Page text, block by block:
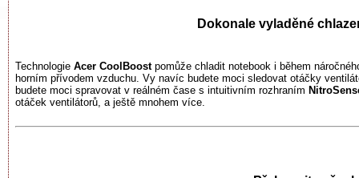
Dokonale vyladěné
Technologie Acer CoolBoostpomůže chladit notebook i během
horním přívodem vzduchu. Vy navíc budete moci sledovat otáčky
budete moci spravovat v reálném čase s intuitivním rozhraním
otáček ventilátorů, a ještě mnohem více.